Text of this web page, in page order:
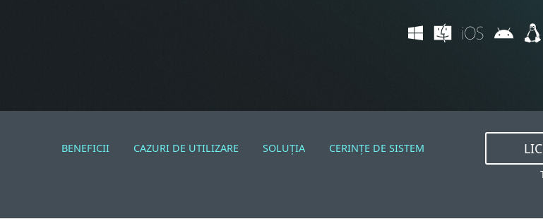
BENEFICII CAZURI DE UTILIZARE SOLUŢIA CERINȚE DE SISTEM